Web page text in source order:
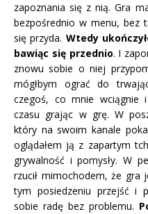
zapoznania się z nią. Gra
bezpośrednio w menu, bez
się przyda. Wtedy
bawiąc się przednio. I
znowu sobie o niej
mógłbym ograć do
czegoś, co mnie wciągnie
czasu grając w grę. W
który na swoim kanale
oglądałem ją z zapartym
grywalność i pomysły. W
rzucił mimochodem, że
tym posiedzeniu przejść i
sobie radę bez problemu.